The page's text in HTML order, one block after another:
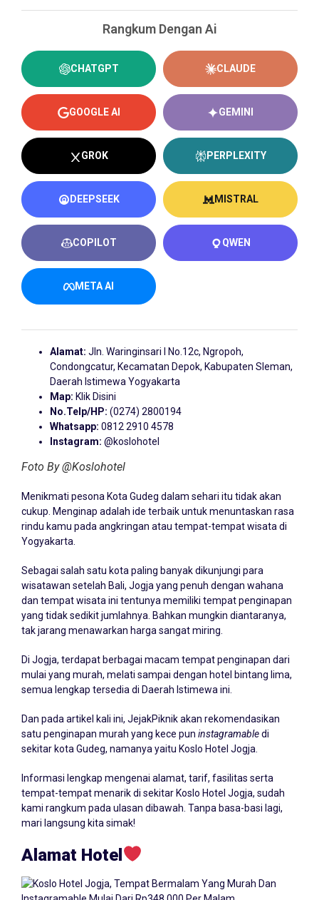
Rangkum Dengan Ai
CHATGPT CLAUDE
GOOGLE AI GEMINI
GROK PERPLEXITY
DEEPSEEK MISTRAL
COPILOT QWEN
META AI
Alamat: Jln. Waringinsari I No.12c, Ngropoh,
Condongcatur, Kecamatan Depok, Kabupaten Sleman,
Daerah Istimewa Yogyakarta
Map: Klik Disini
No.Telp/HP: (0274) 2800194
Whatsapp: 0812 2910 4578
Instagram: @koslohotel
Foto By @Koslohotel
Menikmati pesona Kota Gudeg dalam sehari itu tidak akan
cukup. Menginap adalah ide terbaik untuk menuntaskan rasa
rindu kamu pada angkringan atau tempat-tempat wisata di
Yogyakarta.
Sebagai salah satu kota paling banyak dikunjungi para
wisatawan setelah Bali, Jogja yang penuh dengan wahana
dan tempat wisata ini tentunya memiliki tempat penginapan
yang tidak sedikit jumlahnya. Bahkan mungkin diantaranya,
tak jarang menawarkan harga sangat miring.
Di Jogja, terdapat berbagai macam tempat penginapan dari
mulai yang murah, melati sampai dengan hotel bintang lima,
semua lengkap tersedia di Daerah Istimewa ini.
Dan pada artikel kali ini, JejakPiknik akan rekomendasikan
satu penginapan murah yang kece pun instagramabledi
sekitar kota Gudeg, namanya yaitu Koslo Hotel Jogja.
Informasi lengkap mengenai alamat, tarif, fasilitas serta
tempat-tempat menarik di sekitar Koslo Hotel Jogja, sudah
kami rangkum pada ulasan dibawah. Tanpa basa-basi lagi,
mari langsung kita simak!
Alamat Hotel